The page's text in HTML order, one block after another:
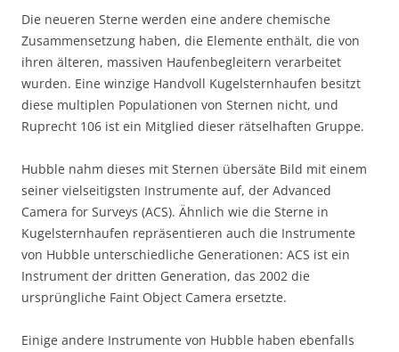
Die neueren Sterne werden eine andere chemische
Zusammensetzung haben, die Elemente enthält, die von
ihren älteren, massiven Haufenbegleitern verarbeitet
wurden. Eine winzige Handvoll Kugelsternhaufen besitzt
diese multiplen Populationen von Sternen nicht, und
Ruprecht 106 ist ein Mitglied dieser rätselhaften Gruppe.
Hubble nahm dieses mit Sternen übersäte Bild mit einem
seiner vielseitigsten Instrumente auf, der Advanced
Camera for Surveys (ACS). Ähnlich wie die Sterne in
Kugelsternhaufen repräsentieren auch die Instrumente
von Hubble unterschiedliche Generationen: ACS ist ein
Instrument der dritten Generation, das 2002 die
ursprüngliche Faint Object Camera ersetzte.
Einige andere Instrumente von Hubble haben ebenfalls